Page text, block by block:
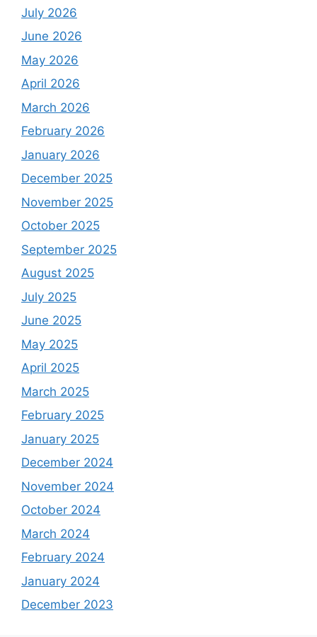
July 2026
June 2026
May 2026
April 2026
March 2026
February 2026
January 2026
December 2025
November 2025
October 2025
September 2025
August 2025
July 2025
June 2025
May 2025
April 2025
March 2025
February 2025
January 2025
December 2024
November 2024
October 2024
March 2024
February 2024
January 2024
December 2023